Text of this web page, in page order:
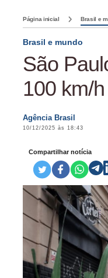
Página inicial Brasil e
Brasil e mundo
São
100 km/
Agência Brasil
10/12/2025 às 18:43
Compartilhar notícia